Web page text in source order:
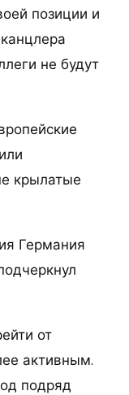
позиции и
не будут
крылатые
Германия
от
активным.
подряд